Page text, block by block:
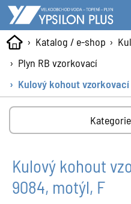
Katalog / e-shop
Plyn RB vzorkovací
Kulový kohout
Kulový kohout
9084, motýl, F